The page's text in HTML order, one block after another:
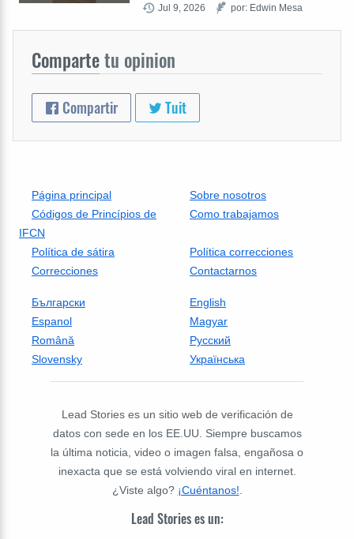
Jul 9, 2026 por: Edwin Mesa
Compartetu opinion
Compartir Tuit
Página principal
Sobre nosotros
Códigos de Princípios de
IFCN
Como trabajamos
Política de sátira
Política correcciones
Correcciones
Contactarnos
Български
English
Espanol
Magyar
Română
Русский
Slovensky
Українська
Lead Stories es un sitio web de verificación de
datos con sede en los EE.UU. Siempre buscamos
la última noticia, video o imagen falsa, engañosa o
inexacta que se está volviendo viral en internet.
¿Viste algo? ¡Cuéntanos!
Lead Stories es un: